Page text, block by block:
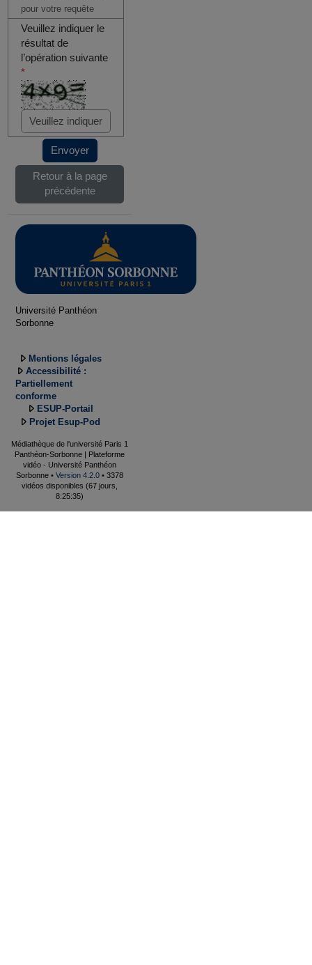
pour votre requête
Veuillez indiquer le
résultat de
l’opération suivante
*
Envoyer
Retour à la page
précédente
Université Panthéon
Sorbonne
Mentions légales
Accessibilité :
Partiellement
conforme
ESUP-Portail
Projet Esup-Pod
Médiathèque de l'université Paris 1
Panthéon-Sorbonne | Plateforme
vidéo - Université Panthéon
Sorbonne • Version 4.2.0 • 3378
vidéos disponibles (67 jours,
8:25:35)